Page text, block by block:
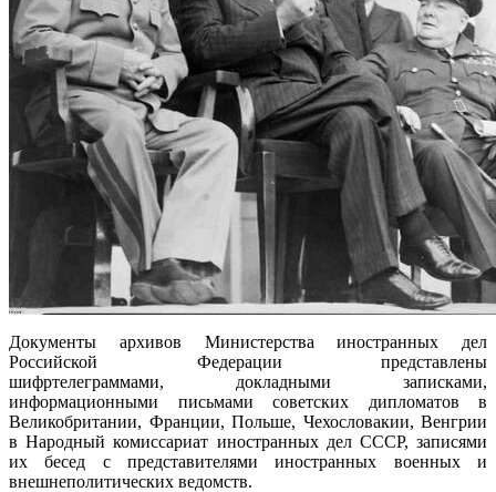
Документы архивов Министерства иностранных дел
Российской Федерации представлены
шифртелеграммами, докладными записками,
информационными письмами советских дипломатов в
Великобритании, Франции, Польше, Чехословакии, Венгрии
в Народный комиссариат иностранных дел СССР, записями
их бесед с представителями иностранных военных и
внешнеполитических ведомств.